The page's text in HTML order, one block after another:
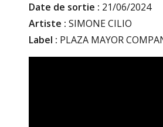
Date de sortie : 21/06/2024
Artiste : SIMONE CILIO
Label : PLAZA MAYOR